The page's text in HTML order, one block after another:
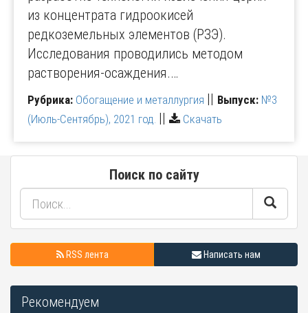
из концентрата гидроокисей
редкоземельных элементов (РЗЭ).
Исследования проводились методом
растворения-осаждения.…
Рубрика: Обогащение и металлургия || Выпуск: №3
(Июль-Сентябрь), 2021 год. || Скачать
Поиск по сайту
RSS лента Написать нам
Рекомендуем